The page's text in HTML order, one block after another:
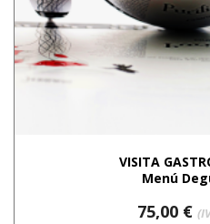
VISITA
Menú
75,00 €